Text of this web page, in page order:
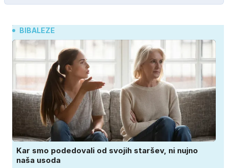
BIBALEZE
Kar smo podedovali od svojih staršev, ni nujno
naša usoda